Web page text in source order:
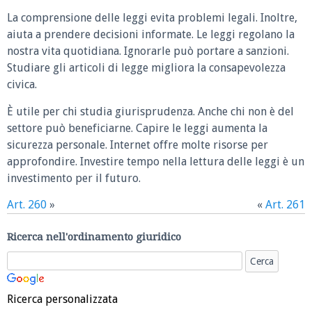
La comprensione delle leggi evita problemi legali. Inoltre,
aiuta a prendere decisioni informate. Le leggi regolano la
nostra vita quotidiana. Ignorarle può portare a sanzioni.
Studiare gli articoli di legge migliora la consapevolezza
civica.
È utile per chi studia giurisprudenza. Anche chi non è del
settore può beneficiarne. Capire le leggi aumenta la
sicurezza personale. Internet offre molte risorse per
approfondire. Investire tempo nella lettura delle leggi è un
investimento per il futuro.
Art. 260 » « Art. 261
Ricerca nell'ordinamento giuridico
Ricerca personalizzata